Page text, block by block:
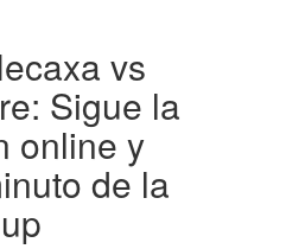
vs
Sigue la
online y
de la